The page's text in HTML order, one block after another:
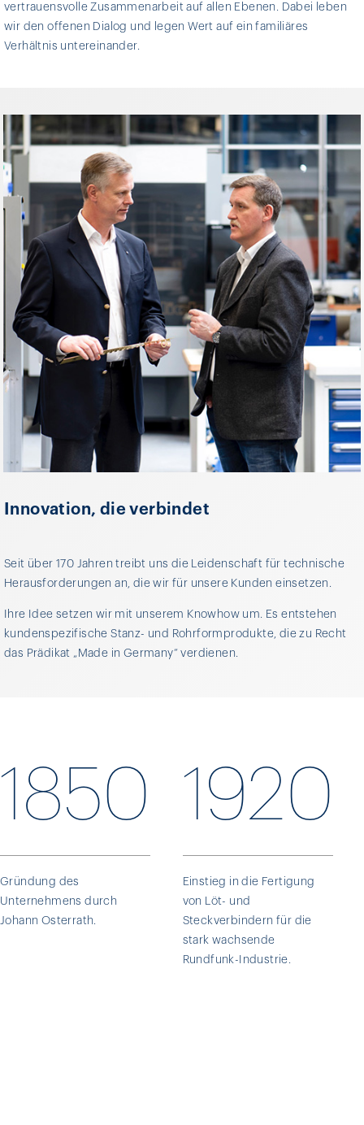
vertrauensvolle Zusammenarbeit auf allen Ebenen. Dabei leben
wir den offenen Dialog und legen Wert auf ein familiäres
Verhältnis untereinander.
Innovation, die verbindet
Seit über 170 Jahren treibt uns die Leidenschaft für technische
Herausforderungen an, die wir für unsere Kunden einsetzen.
Ihre Idee setzen wir mit unserem Knowhow um. Es entstehen
kundenspezifische Stanz- und Rohrformprodukte, die zu Recht
das Prädikat „Made in Germany“ verdienen.
1850
Gründung des
Unternehmens durch
Johann Osterrath.
1920
Einstieg in die Fertigung
von Löt- und
Steckverbindern für die
stark wachsende
Rundfunk-Industrie.